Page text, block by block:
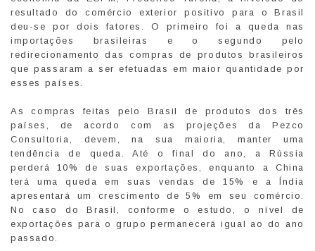
resultado do comércio exterior positivo para o Brasil
deu-se por dois fatores. O primeiro foi a queda nas
importações brasileiras e o segundo pelo
redirecionamento das compras de produtos brasileiros
que passaram a ser efetuadas em maior quantidade por
esses países.
As compras feitas pelo Brasil de produtos dos três
países, de acordo com as projeções da Pezco
Consultoria, devem, na sua maioria, manter uma
tendência de queda. Até o final do ano, a Rússia
perderá 10% de suas exportações, enquanto a China
terá uma queda em suas vendas de 15% e a Índia
apresentará um crescimento de 5% em seu comércio.
No caso do Brasil, conforme o estudo, o nível de
exportações para o grupo permanecerá igual ao do ano
passado.